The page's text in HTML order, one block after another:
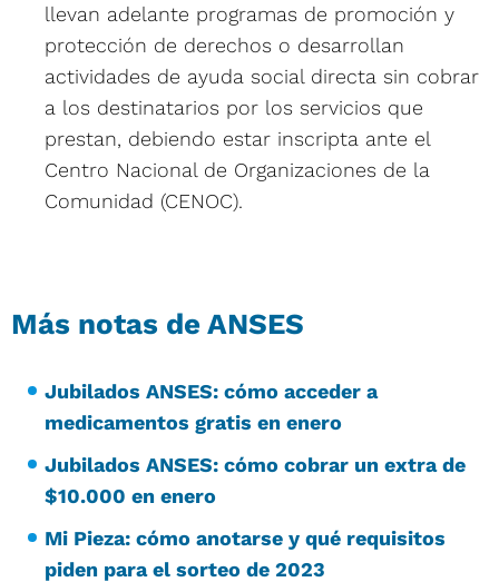
llevan adelante programas de promoción y
protección de derechos o desarrollan
actividades de ayuda social directa sin cobrar
a los destinatarios por los servicios que
prestan, debiendo estar inscripta ante el
Centro Nacional de Organizaciones de la
Comunidad (CENOC).
Más notas de ANSES
Jubilados ANSES: cómo acceder a
medicamentos gratis en enero
Jubilados ANSES: cómo cobrar un extra de
$10.000 en enero
Mi Pieza: cómo anotarse y qué requisitos
piden para el sorteo de 2023